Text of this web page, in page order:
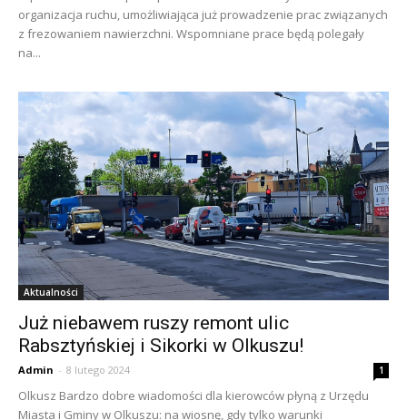
organizacja ruchu, umożliwiająca już prowadzenie prac związanych
z frezowaniem nawierzchni. Wspomniane prace będą polegały
na...
Aktualności
Już niebawem ruszy remont ulic
Rabsztyńskiej i Sikorki w Olkuszu!
Admin - 8 lutego 2024 1
Olkusz Bardzo dobre wiadomości dla kierowców płyną z Urzędu
Miasta i Gminy w Olkuszu: na wiosnę, gdy tylko warunki